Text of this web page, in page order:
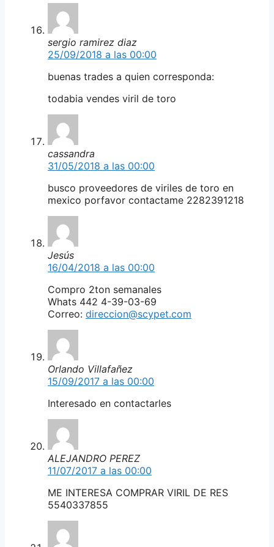
sergio ramirez diaz
25/09/2018 a las 00:00
buenas trades a quien corresponda:
todabia vendes viril de toro
cassandra
31/05/2018 a las 00:00
busco proveedores de viriles de toro en
mexico porfavor contactame 2282391218
Jesús
16/04/2018 a las 00:00
Compro 2ton semanales
Whats 442 4-39-03-69
Correo: direccion@scypet.com
Orlando Villafañez
15/09/2017 a las 00:00
Interesado en contactarles
ALEJANDRO PEREZ
11/07/2017 a las 00:00
ME INTERESA COMPRAR VIRIL DE RES
5540337855